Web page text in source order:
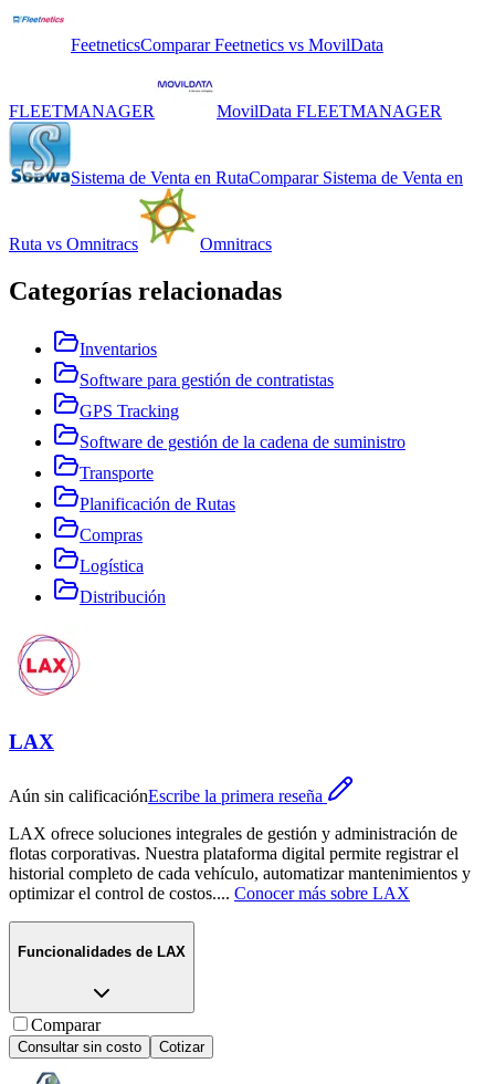
FeetneticsComparar Feetnetics vs MovilData
FLEETMANAGER MovilData FLEETMANAGER
Sistema de Venta en RutaComparar Sistema de Venta en
Ruta vs Omnitracs Omnitracs
Categorías relacionadas
Inventarios
Software para gestión de contratistas
GPS Tracking
Software de gestión de la cadena de suministro
Transporte
Planificación de Rutas
Compras
Logística
Distribución
LAX
Aún sin calificaciónEscribe la primera reseña
LAX ofrece soluciones integrales de gestión y administración de
flotas corporativas. Nuestra plataforma digital permite registrar el
historial completo de cada vehículo, automatizar mantenimientos y
optimizar el control de costos.... Conocer más sobre LAX
Funcionalidades de LAX
Comparar
Consultar sin costo Cotizar